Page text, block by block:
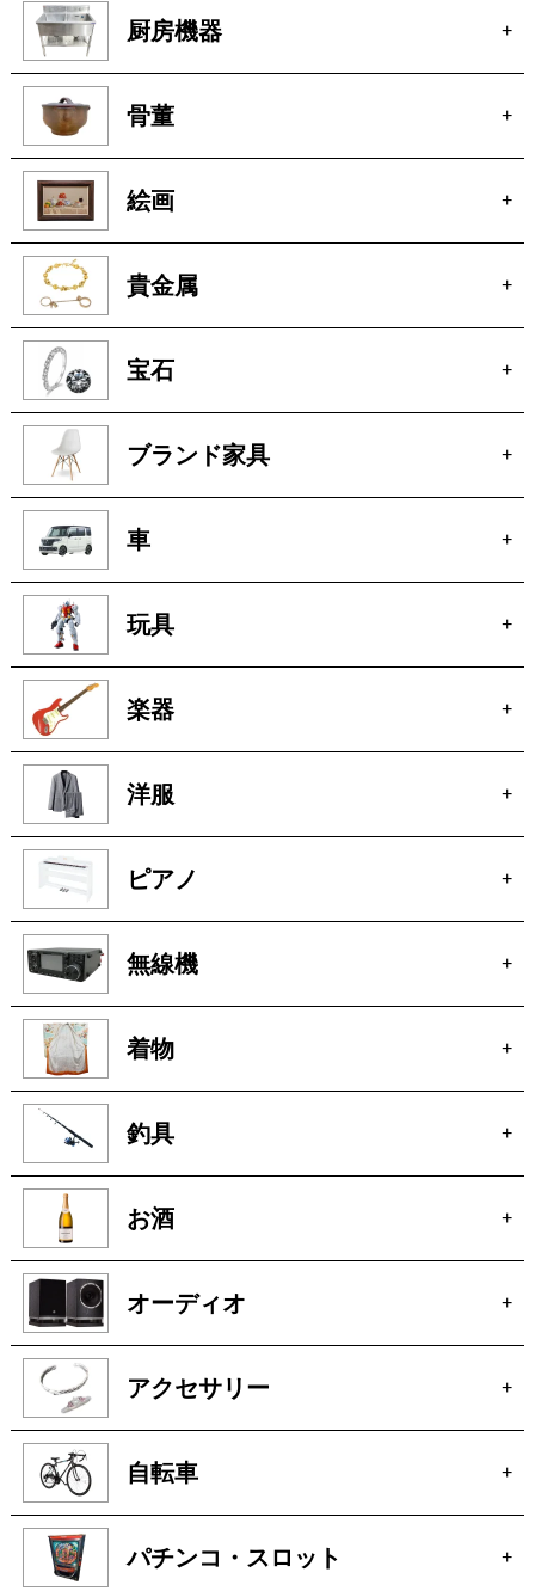
カメラ +
電動工具 +
厨房機器 +
骨董 +
絵画 +
貴金属 +
宝石 +
ブランド家具 +
車 +
玩具 +
楽器 +
洋服 +
ピアノ +
無線機 +
着物 +
釣具 +
お酒 +
オーディオ +
アクセサリー +